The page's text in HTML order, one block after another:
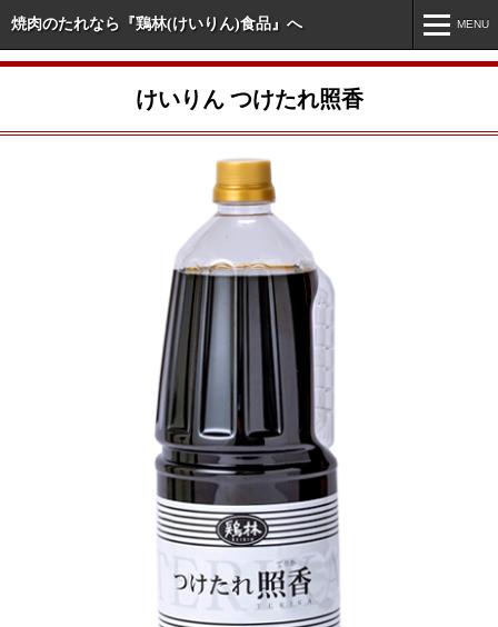
焼肉のたれなら『鶏林(けいりん)食品』へ MENU
MENU
けいりん つけたれ照香